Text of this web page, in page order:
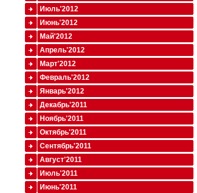
Июль'2012
Июнь'2012
Май'2012
Апрель'2012
Март'2012
Февраль'2012
Январь'2012
Декабрь'2011
Ноябрь'2011
Октябрь'2011
Сентябрь'2011
Август'2011
Июль'2011
Июнь'2011